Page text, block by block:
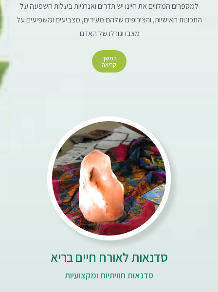
למספרים המלווים את חיינו יש תדרים ואנרגיות בעלות השפעה על
התכונות האישיות, והצירופים שלהם מעידים, מצביעים ומשפיעים על
מצבו וגורלו של האדם.
המשך
קריאה
סדנאות לאורח חיים בריא
סדנאות חוויתיות ומקצועיות